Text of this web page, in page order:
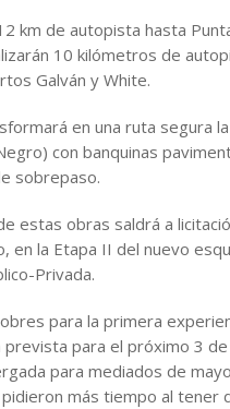
km de autopista hasta
10 kilómetros de
Galván y White.
en una ruta segura
con banquinas
sobrepaso.
estas obras saldrá a
en la Etapa II del nuevo
Privada.
para la primera
para el próximo 3 de
para mediados de
más tiempo al tener